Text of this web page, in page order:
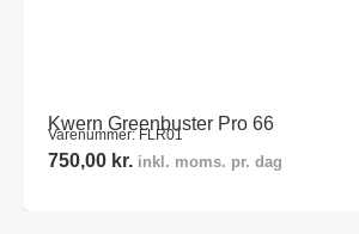
Kwern Greenbuster Pro 66
Varenummer: FLR01
750,00 kr. inkl. moms. pr. dag